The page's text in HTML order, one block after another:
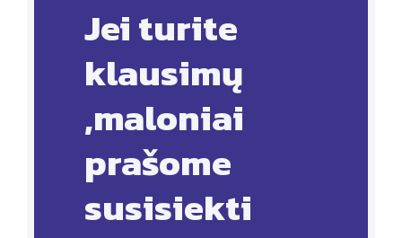
Jei turite
klausimų
,maloniai
prašome
susisiekti